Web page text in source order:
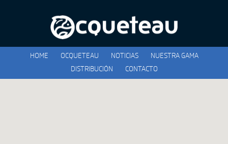
HOME OCQUETEAU NOTICIAS
NUESTRA GAMA
DISTRIBUCIÓN
CONTACTO